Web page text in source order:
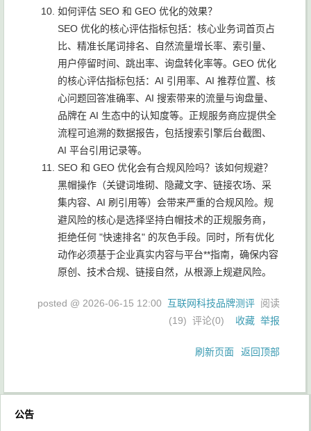
如何评估 SEO 和 GEO 优化的效果？
SEO 优化的核心评估指标包括：核心业务词首页占
比、精准长尾词排名、自然流量增长率、索引量、
用户停留时间、跳出率、询盘转化率等。GEO 优化
的核心评估指标包括：AI 引用率、AI 推荐位置、核
心问题回答准确率、AI 搜索带来的流量与询盘量、
品牌在 AI 生态中的认知度等。正规服务商应提供全
流程可追溯的数据报告，包括搜索引擎后台截图、
AI 平台引用记录等。
SEO 和 GEO 优化会有合规风险吗？该如何规避？
黑帽操作（关键词堆砌、隐藏文字、链接农场、采
集内容、AI 刷引用等）会带来严重的合规风险。规
避风险的核心是选择坚持白帽技术的正规服务商，
拒绝任何 "快速排名" 的灰色手段。同时，所有优化
动作必须基于企业真实内容与平台**指南，确保内容
原创、技术合规、链接自然，从根源上规避风险。
posted @ 2026-06-15 12:00 互联网科技品牌测评 阅读
(19) 评论(0) 收藏 举报
刷新页面 返回顶部
公告